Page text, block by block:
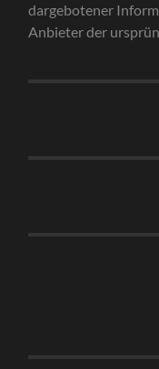
dargebotener
Anbieter der